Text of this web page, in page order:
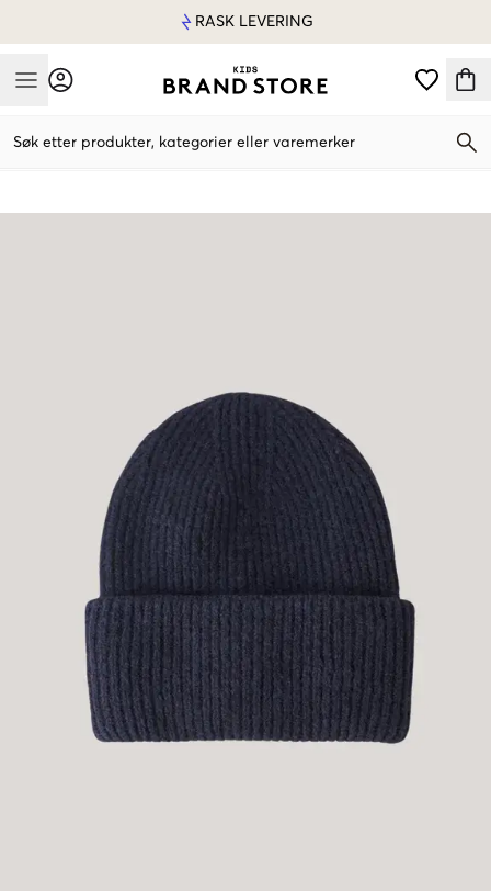
RASK LEVERING
Mobile Menu
Søk etter produkter, kategorier eller varemerker